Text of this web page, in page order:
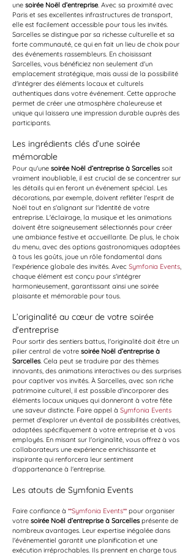
une soirée Noël d’entreprise. Avec sa proximité avec
Paris et ses excellentes infrastructures de transport,
elle est facilement accessible pour tous les invités.
Sarcelles se distingue par sa richesse culturelle et sa
forte communauté, ce qui en fait un lieu de choix pour
des événements rassembleurs. En choisissant
Sarcelles, vous bénéficiez non seulement d'un
emplacement stratégique, mais aussi de la possibilité
d'intégrer des éléments locaux et culturels
authentiques dans votre événement. Cette approche
permet de créer une atmosphère chaleureuse et
unique qui laissera une impression durable auprès des
participants.
Les ingrédients clés d’une soirée
mémorable
Pour qu'une soirée Noël d’entreprise à Sarcelles soit
vraiment inoubliable, il est crucial de se concentrer sur
les détails qui en feront un événement spécial. Les
décorations, par exemple, doivent refléter l'esprit de
Noël tout en s'alignant sur l'identité de votre
entreprise. L'éclairage, la musique et les animations
doivent être soigneusement sélectionnés pour créer
une ambiance festive et accueillante. De plus, le choix
du menu, avec des options gastronomiques adaptées
à tous les goûts, joue un rôle fondamental dans
l'expérience globale des invités. Avec Symfonia Events,
chaque élément est conçu pour s'intégrer
harmonieusement, garantissant ainsi une soirée
plaisante et mémorable pour tous.
L’originalité au cœur de votre soirée
d'entreprise
Pour sortir des sentiers battus, l'originalité doit être un
pilier central de votre soirée Noël d’entreprise à
Sarcelles. Cela peut se traduire par des thèmes
innovants, des animations interactives ou des surprises
pour captiver vos invités. À Sarcelles, avec son riche
patrimoine culturel, il est possible d'incorporer des
éléments locaux uniques qui donneront à votre fête
une saveur distincte. Faire appel à Symfonia Events
permet d'explorer un éventail de possibilités créatives,
adaptées spécifiquement à votre entreprise et à vos
employés. En misant sur l'originalité, vous offrez à vos
collaborateurs une expérience enrichissante et
inspirante qui renforcera leur sentiment
d'appartenance à l'entreprise.
Les atouts de Symfonia Events
Faire confiance à **Symfonia Events** pour organiser
votre soirée Noël d’entreprise à Sarcelles présente de
nombreux avantages. Leur expertise inégalée dans
l'événementiel garantit une planification et une
exécution irréprochables. Ils prennent en charge tous